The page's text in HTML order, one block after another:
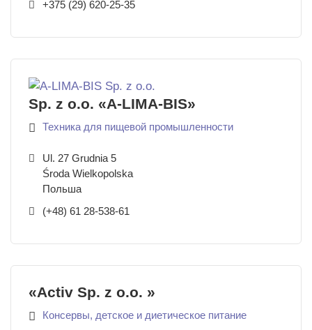
+375 (29) 620-25-35
Sp. z o.o. «A-LIMA-BIS»
Техника для пищевой промышленности
Ul. 27 Grudnia 5
Środa Wielkopolska
Польша
(+48) 61 28-538-61
«Activ Sp. z o.o. »
Консервы, детское и диетическое питание